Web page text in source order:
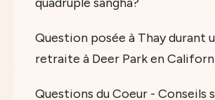
Question posée à Thay durant
retraite à Deer Park en
Questions du Coeur - Conseils